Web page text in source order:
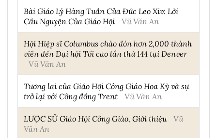
Bài Giáo Lý Hàng Tuần Của Đức Leo Xiv: Lời
Cầu Nguyện Của Giáo Hội
Vũ Văn An
Hội Hiệp sĩ Columbus chào đón hơn 2,000 thành
viên đến Đại hội Tối cao lần thứ 144 tại Denver
Vũ Văn An
Tương lai của Giáo Hội Công Giáo Hoa Kỳ và sự
trở lại với Công đồng Trent
Vũ Văn An
LƯỢC SỬ Giáo Hội Công Giáo, Giới thiệu
Vũ
Văn An